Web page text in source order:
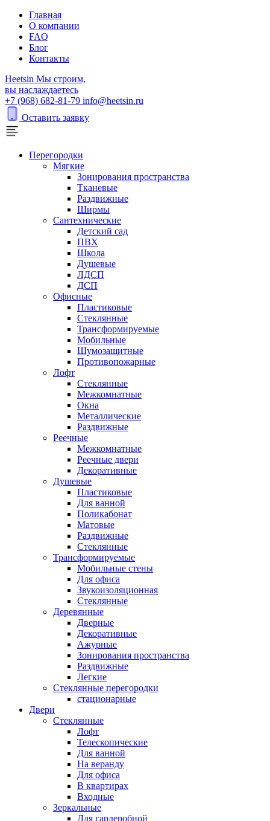
Главная
О компании
FAQ
Блог
Контакты
Heetsin Мы строим,
вы наслаждаетесь
+7 (968) 682-81-79 info@heetsin.ru
Оставить заявку
Перегородки
Мягкие
Зонирования пространства
Тканевые
Раздвижные
Ширмы
Сантехнические
Детский сад
ПВХ
Школа
Душевые
ЛДСП
ДСП
Офисные
Пластиковые
Стеклянные
Трансформируемые
Мобильные
Шумозащитные
Противопожарные
Лофт
Стеклянные
Межкомнатные
Окна
Металлические
Раздвижные
Реечные
Межкомнатные
Реечные двери
Декоративные
Душевые
Пластиковые
Для ванной
Поликабонат
Матовые
Раздвижные
Стеклянные
Трансформируемые
Мобильные стены
Для офиса
Звукоизоляционная
Стеклянные
Деревянные
Дверные
Декоративные
Ажурные
Зонирования пространства
Раздвижные
Легкие
Стеклянные перегородки
стационарные
Двери
Стеклянные
Лофт
Телескопические
Для ванной
На веранду
Для офиса
В квартирах
Входные
Зеркальные
Для гардеробной